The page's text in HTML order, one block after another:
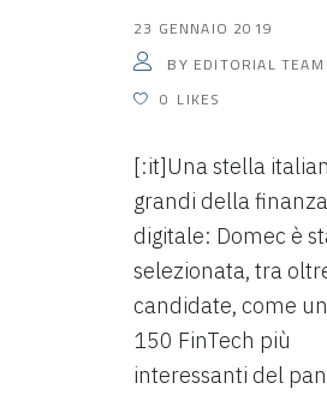
23 GENNAIO 2019
BY EDITORIAL
0 LIKES
[:it]Una stella
grandi della finanza
digitale: Domec è
selezionata, tra
candidate, come
150 FinTech più
interessanti del